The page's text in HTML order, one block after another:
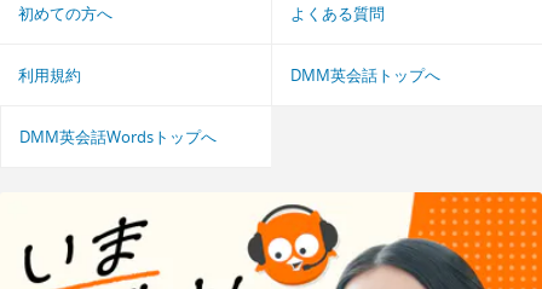
初めての方へ よくある質問
利用規約 DMM英会話トップへ
DMM英会話Wordsトップへ